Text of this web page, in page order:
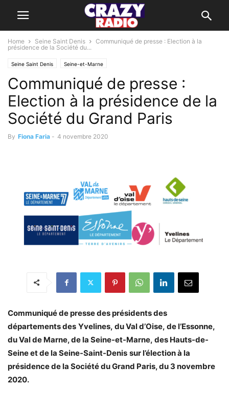
Home Seine Saint Denis
Communiqué de presse : Election à la
présidence de la Société du...
Seine Saint Denis Seine-et-Marne
Communiqué de presse :
Election à la présidence de la
Société du Grand Paris
By Fiona Faria - 4 novembre 2020
Communiqué de presse des présidents des
départements des Yvelines, du Val d’Oise, de l’Essonne,
du Val de Marne, de la Seine-et-Marne, des Hauts-de-
Seine et de la Seine-Saint-Denis sur l’élection à la
présidence de la Société du Grand Paris, du 3 novembre
2020.